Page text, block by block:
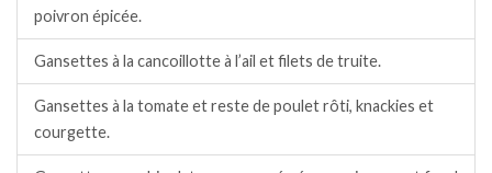
poivron épicée.
Gansettes à la cancoillotte à l’ail et filets de truite.
Gansettes à la tomate et reste de poulet rôti, knackies et
courgette.